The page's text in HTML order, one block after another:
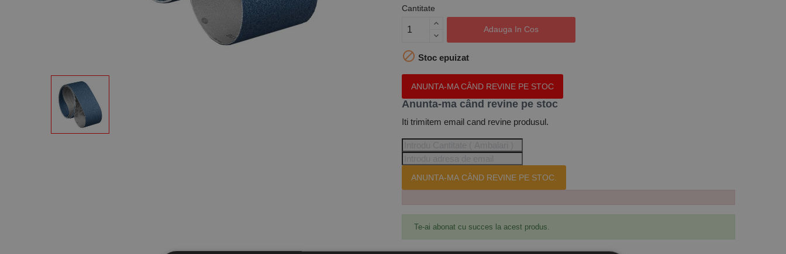
Cantitate
Adauga In Cos
 Stoc epuizat
ANUNTA-MA CÂND REVINE PE STOC
Anunta-ma când revine pe stoc
Iti trimitem email cand revine produsul.
ANUNTA-MA CÂND REVINE PE STOC.
Te-ai abonat cu succes la acest produs.